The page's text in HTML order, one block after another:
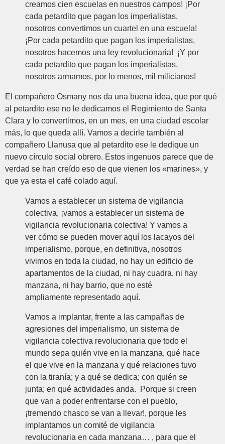
creamos cien escuelas en nuestros campos! ¡Por
cada petardito que pagan los imperialistas,
nosotros convertimos un cuartel en una escuela!
¡Por cada petardito que pagan los imperialistas,
nosotros hacemos una ley revolucionaria! ¡Y por
cada petardito que pagan los imperialistas,
nosotros armamos, por lo menos, mil milicianos!
El compañero Osmany nos da una buena idea, que por qué
al petardito ese no le dedicamos el Regimiento de Santa
Clara y lo convertimos, en un mes, en una ciudad escolar
más, lo que queda allí. Vamos a decirle también al
compañero Llanusa que al petardito ese le dedique un
nuevo círculo social obrero. Estos ingenuos parece que de
verdad se han creído eso de que vienen los «marines», y
que ya esta el café colado aquí.
Vamos a establecer un sistema de vigilancia
colectiva, ¡vamos a establecer un sistema de
vigilancia revolucionaria colectiva! Y vamos a
ver cómo se pueden mover aquí los lacayos del
imperialismo, porque, en definitiva, nosotros
vivimos en toda la ciudad, no hay un edificio de
apartamentos de la ciudad, ni hay cuadra, ni hay
manzana, ni hay barrio, que no esté
ampliamente representado aquí.
Vamos a implantar, frente a las campañas de
agresiones del imperialismo, un sistema de
vigilancia colectiva revolucionaria que todo el
mundo sepa quién vive en la manzana, qué hace
el que vive en la manzana y qué relaciones tuvo
con la tiranía; y a qué se dedica; con quién se
junta; en qué actividades anda. Porque si creen
que van a poder enfrentarse con el pueblo,
¡tremendo chasco se van a llevar!, porque les
implantamos un comité de vigilancia
revolucionaria en cada manzana… , para que el